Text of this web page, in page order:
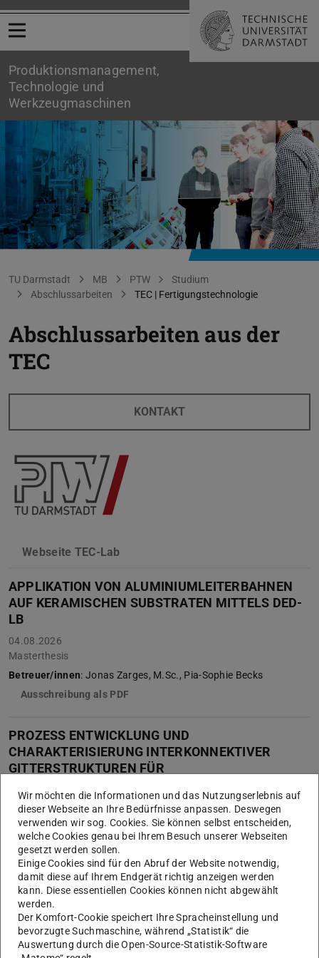
Menü öffnen
Produktionsmanagement,
Technologie und
Werkzeugmaschinen
Sie befinden sich hier:
TU Darmstadt MB PTW
Studium
Abschlussarbeiten
TEC | Fertigungstechnologie
Abschlussarbeiten aus der
TEC
KONTAKT
Webseite TEC-Lab
APPLIKATION VON ALUMINIUMLEITERBAHNEN
AUF KERAMISCHEN SUBSTRATEN MITTELS DED-
LB
04.08.2026
Masterthesis
Betreuer/innen: Jonas Zarges, M.Sc., Pia-Sophie Becks
Ausschreibung als PDF
PROZESS ENTWICKLUNG UND
CHARAKTERISIERUNG INTERKONNEKTIVER
GITTERSTRUKTUREN FÜR
PBF-LB/TI
PROCESS DEVELOPMENT AND CHARACTERIZATION OF
INTERCONNECTIVE PORE STRUCTURES FOR IMPLANTS
USING PBF-LB/TI
03.08.2026
Masterthesis, Bachelorthesis, Advanced Design Project (ADP)
Betreuer/in: Josef Lee, M.Sc.
Ausschreibung als PDF
Wir möchten die Informationen und das Nutzungserlebnis auf
dieser Webseite an Ihre Bedürfnisse anpassen. Deswegen
verwenden wir sog. Cookies. Sie können selbst entscheiden,
welche Cookies genau bei Ihrem Besuch unserer Webseiten
gesetzt werden sollen.
Einige Cookies sind für den Abruf der Website notwendig,
damit diese auf Ihrem Endgerät richtig anzeigen werden
kann. Diese essentiellen Cookies können nicht abgewählt
werden.
Der Komfort-Cookie speichert Ihre Spracheinstellung und
bevorzugte Suchmaschine, während „Statistik“ die
Auswertung durch die Open-Source-Statistik-Software